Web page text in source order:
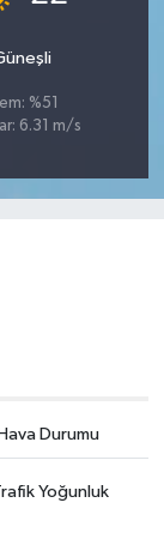
%51
6.31 m/s
Durumu
Yoğunluk